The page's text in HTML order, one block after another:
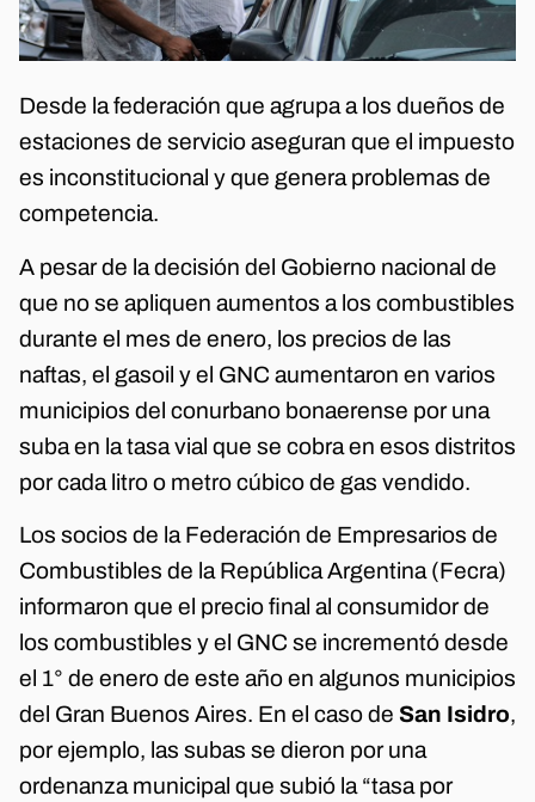
Desde la federación que agrupa a los dueños de
estaciones de servicio aseguran que el impuesto
es inconstitucional y que genera problemas de
competencia.
A pesar de la decisión del Gobierno nacional de
que no se apliquen aumentos a los combustibles
durante el mes de enero, los precios de las
naftas, el gasoil y el GNC aumentaron en varios
municipios del conurbano bonaerense por una
suba en la tasa vial que se cobra en esos distritos
por cada litro o metro cúbico de gas vendido.
Los socios de la Federación de Empresarios de
Combustibles de la República Argentina (Fecra)
informaron que el precio final al consumidor de
los combustibles y el GNC se incrementó desde
el 1° de enero de este año en algunos municipios
del Gran Buenos Aires. En el caso de San Isidro,
por ejemplo, las subas se dieron por una
ordenanza municipal que subió la “tasa por